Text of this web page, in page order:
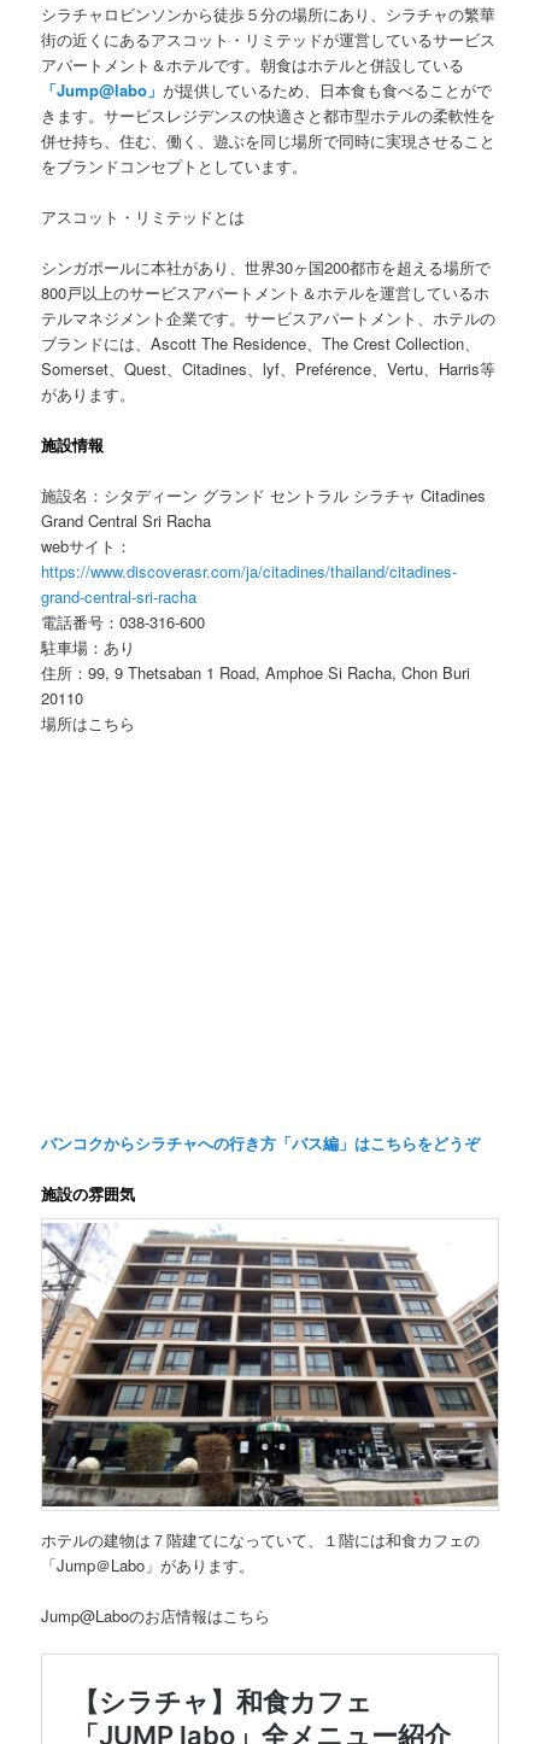
シラチャロビンソンから徒歩５分の場所にあり、シラチャの繁華
街の近くにあるアスコット・リミテッドが運営しているサービス
アパートメント＆ホテルです。朝食はホテルと併設している
「Jump@labo」が提供しているため、日本食も食べることがで
きます。サービスレジデンスの快適さと都市型ホテルの柔軟性を
併せ持ち、住む、働く、遊ぶを同じ場所で同時に実現させること
をブランドコンセプトとしています。
アスコット・リミテッドとは
シンガポールに本社があり、世界30ヶ国200都市を超える場所で
800戸以上のサービスアパートメント＆ホテルを運営しているホ
テルマネジメント企業です。サービスアパートメント、ホテルの
ブランドには、Ascott The Residence、The Crest Collection、
Somerset、Quest、Citadines、lyf、Preférence、Vertu、Harris等
があります。
施設情報
施設名：シタディーン グランド セントラル シラチャ Citadines
Grand Central Sri Racha
webサイト：
https://www.discoverasr.com/ja/citadines/thailand/citadines-
grand-central-sri-racha
電話番号：038-316-600
駐車場：あり
住所：99, 9 Thetsaban 1 Road, Amphoe Si Racha, Chon Buri
20110
場所はこちら
バンコクからシラチャへの行き方「バス編」はこちらをどうぞ
施設の雰囲気
ホテルの建物は７階建てになっていて、１階には和食カフェの
「Jump＠Labo」があります。
Jump@Laboのお店情報はこちら